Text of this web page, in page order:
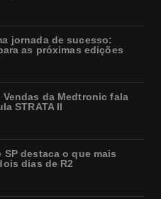
jornada de sucesso:
as próximas edições
Vendas da Medtronic fala
STRATA II
SP destaca o que mais
dias de R2